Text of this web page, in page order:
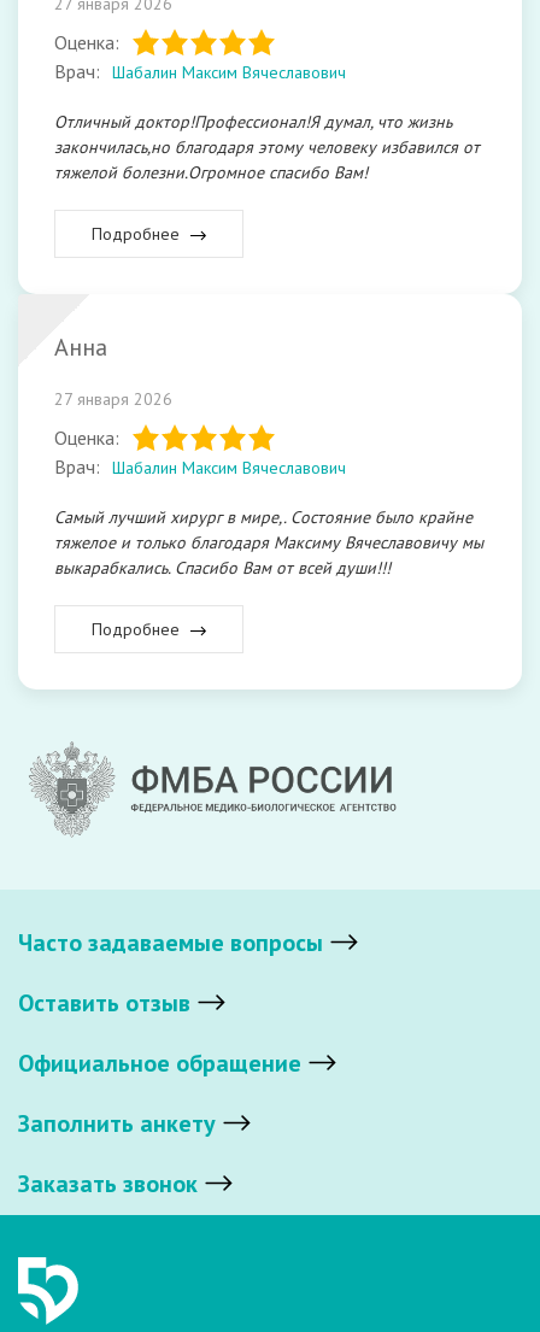
Оценка:
Врач:
Шабалин Максим Вячеславович
Отличный доктор!Профессионал!Я думал, что жизнь
закончилась,но благодаря этому человеку избавился от
тяжелой болезни.Огромное спасибо Вам!
Подробнее
Анна
27 января 2026
Оценка:
Врач:
Шабалин Максим Вячеславович
Самый лучший хирург в мире,. Состояние было крайне
тяжелое и только благодаря Максиму Вячеславовичу мы
выкарабкались. Спасибо Вам от всей души!!!
Подробнее
Часто задаваемые вопросы
Оставить отзыв
Официальное обращение
Заполнить анкету
Заказать звонок